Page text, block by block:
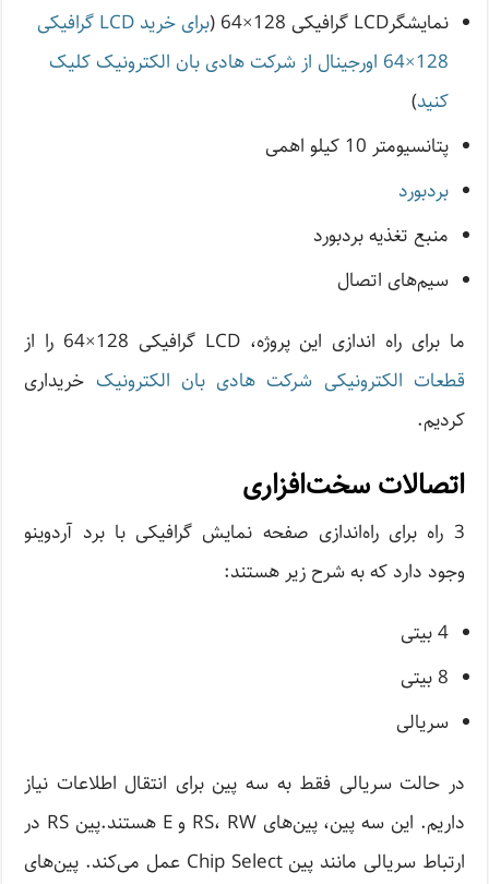
نمایشگرLCD گرافیکی 128×64 (
برای خرید LCD گرافیکی
128×64 اورجینال از شرکت هادی بان الکترونیک کلیک
کنید)
پتانسیومتر 10 کیلو اهمی
بردبورد
منبع تغذیه بردبورد
سیم‌های اتصال
ما برای راه اندازی این پروژه، LCD گرافیکی 128×64 را از
قطعات الکترونیکی شرکت هادی بان الکترونیک خریداری
کردیم.
اتصالات سخت‌افزاری
3 راه برای راه‌اندازی صفحه نمایش گرافیکی با برد آردوینو
وجود دارد که به شرح زیر هستند:
4 بیتی
8 بیتی
سریالی
در حالت سریالی فقط به سه پین برای انتقال اطلاعات نیاز
داریم. این سه پین، پین‌های RS، RW و E هستند.پین RS در
ارتباط سریالی مانند پین Chip Select عمل می‌کند. پین‌های